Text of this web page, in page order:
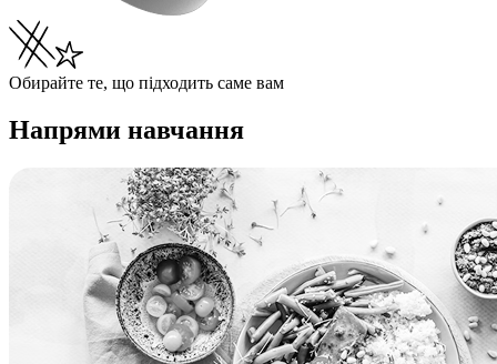
Обирайте те, що підходить саме вам
Напрями навчання